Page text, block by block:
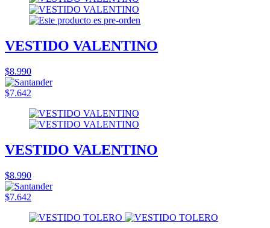
VESTIDO VALENTINO
$8.990
$7.642
VESTIDO VALENTINO
$8.990
$7.642